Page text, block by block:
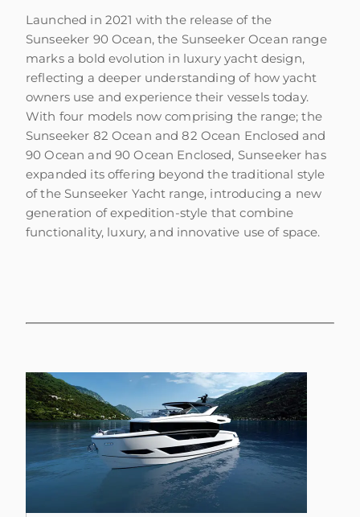
Launched in 2021 with the release of the
Sunseeker 90 Ocean, the Sunseeker Ocean range
marks a bold evolution in luxury yacht design,
reflecting a deeper understanding of how yacht
owners use and experience their vessels today.
With four models now comprising the range; the
Sunseeker 82 Ocean and 82 Ocean Enclosed and
90 Ocean and 90 Ocean Enclosed, Sunseeker has
expanded its offering beyond the traditional style
of the Sunseeker Yacht range, introducing a new
generation of expedition-style that combine
functionality, luxury, and innovative use of space.